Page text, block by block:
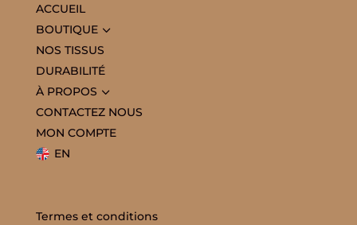
ACCUEIL
BOUTIQUE3
NOS TISSUS
DURABILITÉ
À PROPOS 3
CONTACTEZ NOUS
MON COMPTE
EN
Termes et conditions